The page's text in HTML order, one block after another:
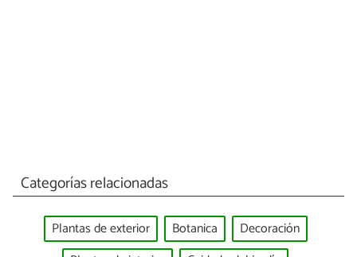
Categorías relacionadas
Plantas de exterior Botanica
Decoración